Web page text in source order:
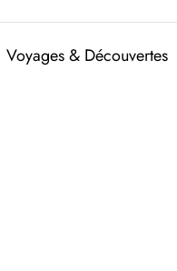
Voyages & Découvertes